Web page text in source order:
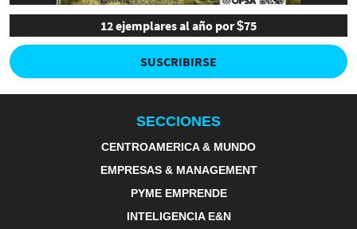
12 ejemplares al año por $75
SUSCRIBIRSE
SECCIONES
CENTROAMERICA & MUNDO
EMPRESAS & MANAGEMENT
PYME EMPRENDE
INTELIGENCIA E&N